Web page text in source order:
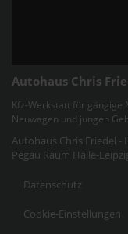
Autohaus Chris
Kfz-Werkstatt für gängige
Neuwagen und jungen
Autohaus Chris Friedel
Pegau Raum Halle-
Datenschutz
Cookie-Einstellungen